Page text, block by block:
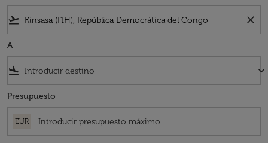
flight_takeoff close
A
flight_land keyboard_arrow_down
Presupuesto
EUR